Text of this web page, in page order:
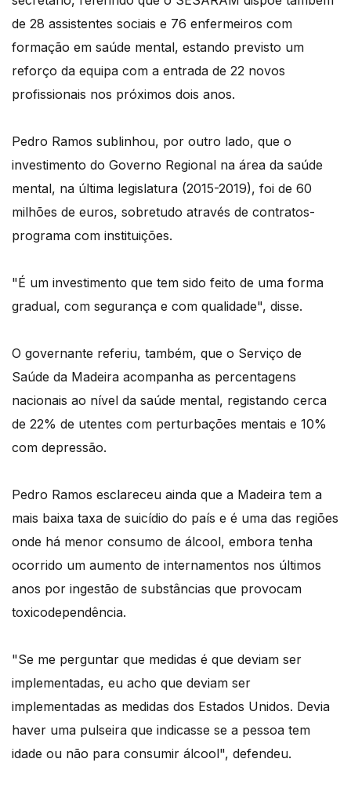
de 28 assistentes sociais e 76 enfermeiros com
formação em saúde mental, estando previsto um
reforço da equipa com a entrada de 22 novos
profissionais nos próximos dois anos.
Pedro Ramos sublinhou, por outro lado, que o
investimento do Governo Regional na área da saúde
mental, na última legislatura (2015-2019), foi de 60
milhões de euros, sobretudo através de contratos-
programa com instituições.
"É um investimento que tem sido feito de uma forma
gradual, com segurança e com qualidade", disse.
O governante referiu, também, que o Serviço de
Saúde da Madeira acompanha as percentagens
nacionais ao nível da saúde mental, registando cerca
de 22% de utentes com perturbações mentais e 10%
com depressão.
Pedro Ramos esclareceu ainda que a Madeira tem a
mais baixa taxa de suicídio do país e é uma das regiões
onde há menor consumo de álcool, embora tenha
ocorrido um aumento de internamentos nos últimos
anos por ingestão de substâncias que provocam
toxicodependência.
"Se me perguntar que medidas é que deviam ser
implementadas, eu acho que deviam ser
implementadas as medidas dos Estados Unidos. Devia
haver uma pulseira que indicasse se a pessoa tem
idade ou não para consumir álcool", defendeu.